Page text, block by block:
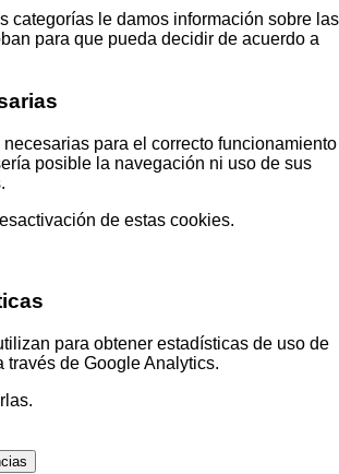
categorías le damos información sobre las
para que pueda decidir de acuerdo a
para el correcto funcionamiento
posible la navegación ni uso de sus
de estas cookies.
para obtener estadísticas de uso de
través de Google Analytics.